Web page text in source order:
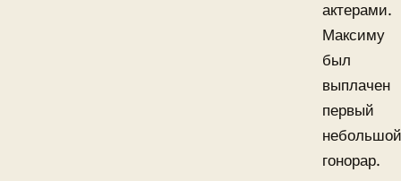
актерами.
Максиму
был
выплачен
первый
небольшой
гонорар.